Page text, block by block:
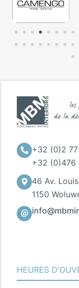
+32 (0)2
+32 (0)476
46 Av.
1150
HEURES